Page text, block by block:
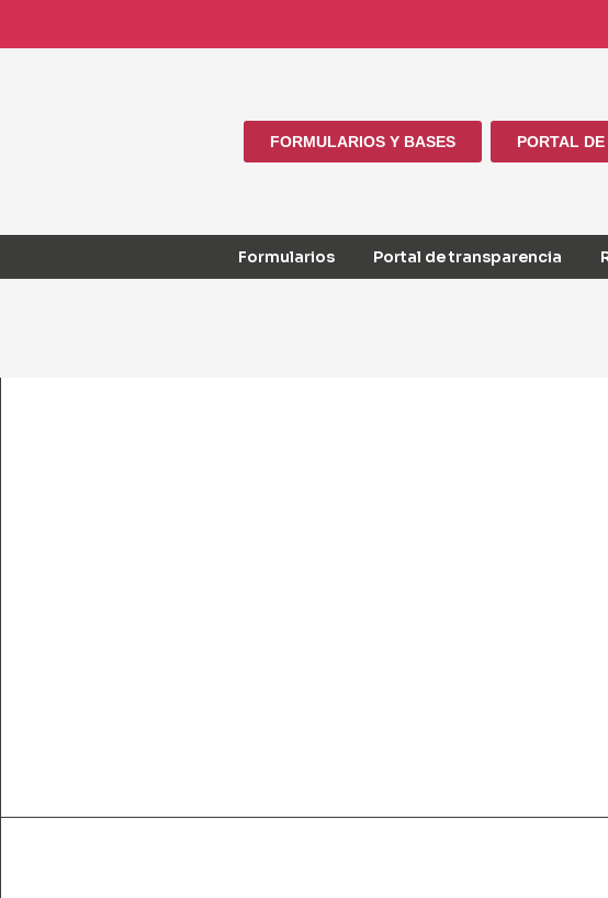
FORMULARIOS Y BASES PORTAL
Formularios Portal de transparencia